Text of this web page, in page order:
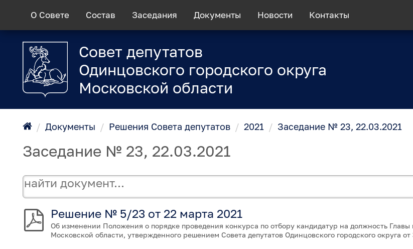
О Совете Состав Заседания Документы Новости Контакты
Совет депутатов
Одинцовского городского округа
Московской области
/ Документы / Решения Совета депутатов / 2021 / Заседание № 23, 22.03.2021
Заседание № 23, 22.03.2021
Решение № 5/23 от 22 марта 2021
Об изменении Положения о порядке проведения конкурса по отбору кандидатур на должность Главы
Московской области, утвержденного решением Совета депутатов Одинцовского городского округа